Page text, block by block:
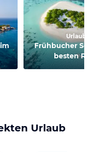
Frühbucher
besten
Urlaub